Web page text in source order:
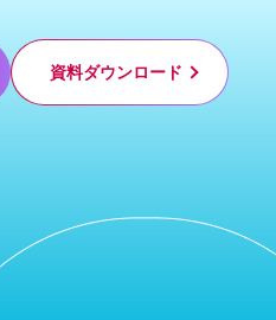
資料ダウンロード